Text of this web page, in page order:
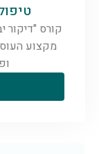
קורס
מקצוע